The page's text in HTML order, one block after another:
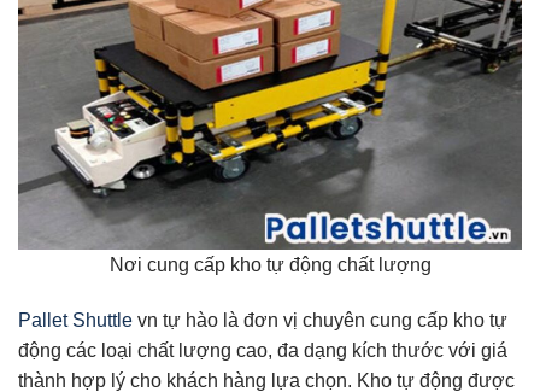
Nơi cung cấp kho tự động chất lượng
Pallet Shuttle vn tự hào là đơn vị chuyên cung cấp kho tự
động các loại chất lượng cao, đa dạng kích thước với giá
thành hợp lý cho khách hàng lựa chọn. Kho tự động được